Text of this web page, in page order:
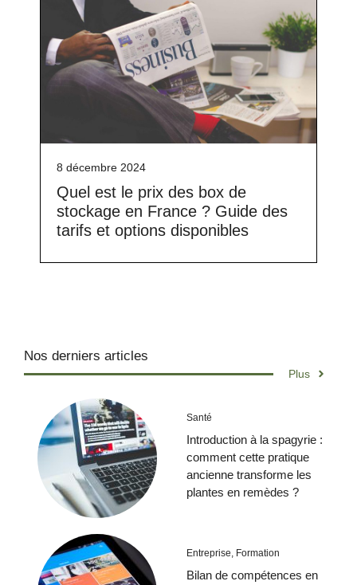
8 décembre 2024
Quel est le prix des box de
stockage en France ? Guide des
tarifs et options disponibles
Nos derniers articles
Plus
Santé
Introduction à la spagyrie :
comment cette pratique
ancienne transforme les
plantes en remèdes ?
Entreprise, Formation
Bilan de compétences en